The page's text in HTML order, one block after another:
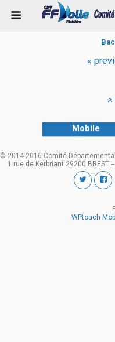
«
Mobile
© 2014-2016 Comité
1 rue de Kerbriant 29200 BREST
WPtouch